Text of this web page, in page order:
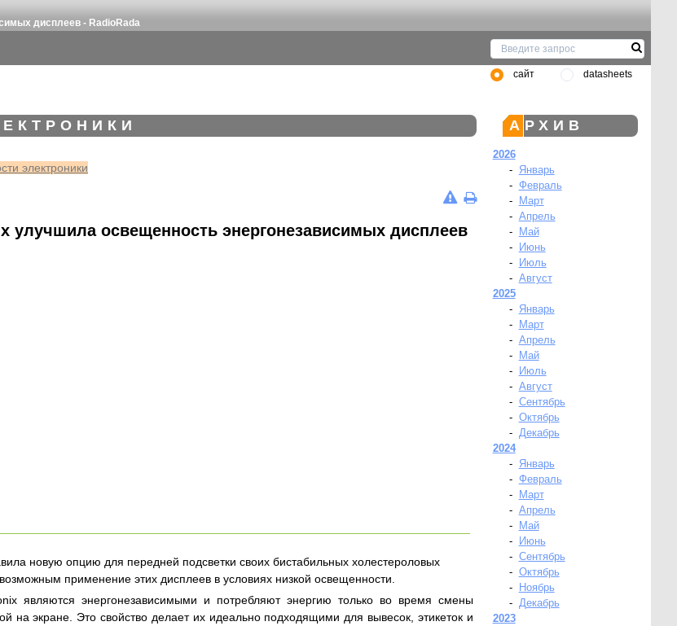
дисплеев - RadioRada
сайт datasheets
электроники
улучшила освещенность энергонезависимых дисплеев
новую опцию для передней подсветки своих бистабильных холестероловых
применение этих дисплеев в условиях низкой освещенности.
являются энергонезависимыми и потребляют энергию только во время смены
на экране. Это свойство делает их идеально подходящими для вывесок, этикеток и
АРХИВ
2026
-
Январь
- Февраль
-
Март
- Апрель
-
Май
-
Июнь
-
Июль
- Август
2025
-
Январь
-
Март
- Апрель
-
Май
-
Июль
- Август
- Сентябрь
- Октябрь
- Декабрь
2024
-
Январь
- Февраль
-
Март
- Апрель
-
Май
-
Июнь
- Сентябрь
- Октябрь
-
Ноябрь
- Декабрь
2023